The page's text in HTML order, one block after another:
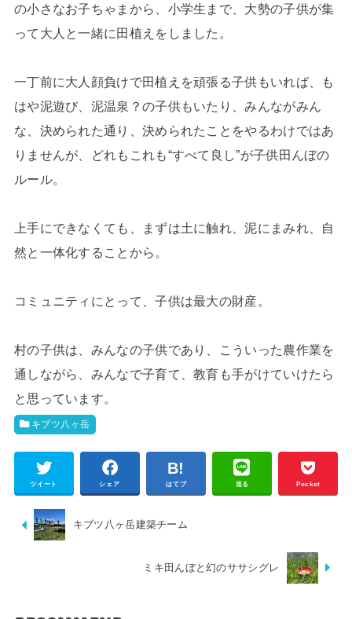
の小さなお子ちゃまから、小学生まで、大勢の子供が集
って大人と一緒に田植えをしました。
一丁前に大人顔負けで田植えを頑張る子供もいれば、も
はや泥遊び、泥温泉？の子供もいたり、みんながみん
な、決められた通り、決められたことをやるわけではあ
りませんが、どれもこれも“すべて良し”が子供田んぼの
ルール。
上手にできなくても、まずは土に触れ、泥にまみれ、自
然と一体化することから。
コミュニティにとって、子供は最大の財産。
村の子供は、みんなの子供であり、こういった農作業を
通しながら、みんなで子育て、教育も手がけていけたら
と思っています。
キブツ八ヶ岳
ツイート シェア はてブ 送る Pocket
キブツ八ヶ岳建築チーム
ミキ田んぼと幻のササシグレ